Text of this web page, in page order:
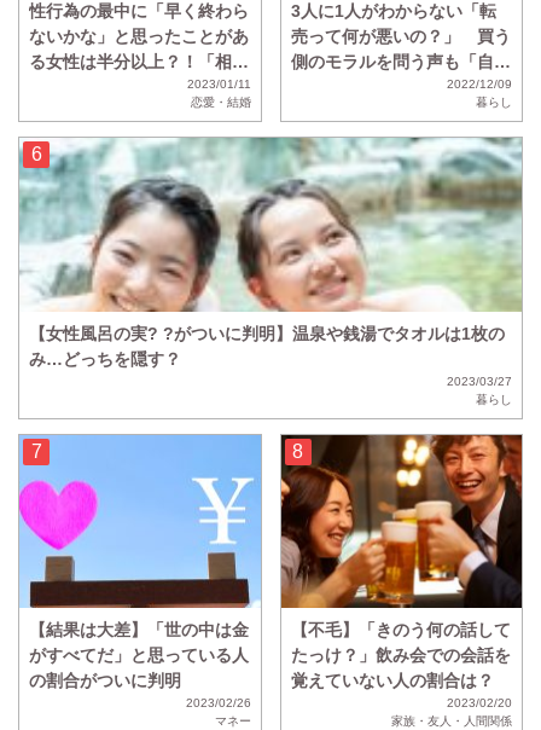
性行為の最中に「早く終わら
ないかな」と思ったことがあ
る女性は半分以上？！「相性
が悪すぎてひたすら虚無の時
2023/01/11
恋愛・結婚
3人に1人がわからない「転
売って何が悪いの？」 買う
側のモラルを問う声も「自力
で買わず金に物言わせる方が
2022/12/09
暮らし
【女性風呂の実? ?がついに判明】温泉や銭湯でタオルは1枚の
み…どっちを隠す？
2023/03/27
暮らし
【結果は大差】「世の中は金
がすべてだ」と思っている人
の割合がついに判明
2023/02/26
マネー
【不毛】「きのう何の話して
たっけ？」飲み会での会話を
覚えていない人の割合は？
2023/02/20
家族・友人・人間関係